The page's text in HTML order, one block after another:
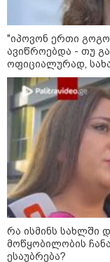
15:49 / 06-08-2026
შეიძინე
მიიღე
Faceამბები
"იპოვონ ერთი
ავიწროებდა - თუ
ოფიციალურად,
განცხადებას
რა ისმინს სახლში
მოწყობილობის
ესაუბრება?